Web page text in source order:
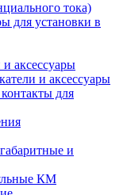
тока)
для установки в
аксессуары
и аксессуары
для
и
КМ